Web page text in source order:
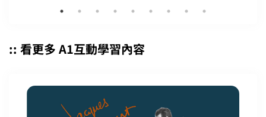
:: 看更多 A1互動學習內容